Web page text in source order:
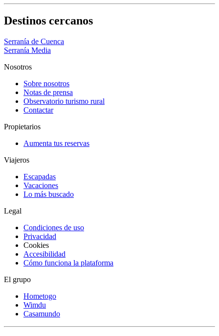
Destinos cercanos
Serranía de Cuenca
Serranía Media
Nosotros
Sobre nosotros
Notas de prensa
Observatorio turismo rural
Contactar
Propietarios
Aumenta tus reservas
Viajeros
Escapadas
Vacaciones
Lo más buscado
Legal
Condiciones de uso
Privacidad
Cookies
Accesibilidad
Cómo funciona la plataforma
El grupo
Hometogo
Wimdu
Casamundo